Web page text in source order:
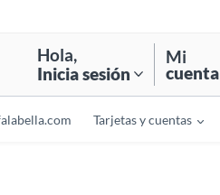
Hola,
Inicia sesión
Mi
cuenta
Tarjetas y cuentas